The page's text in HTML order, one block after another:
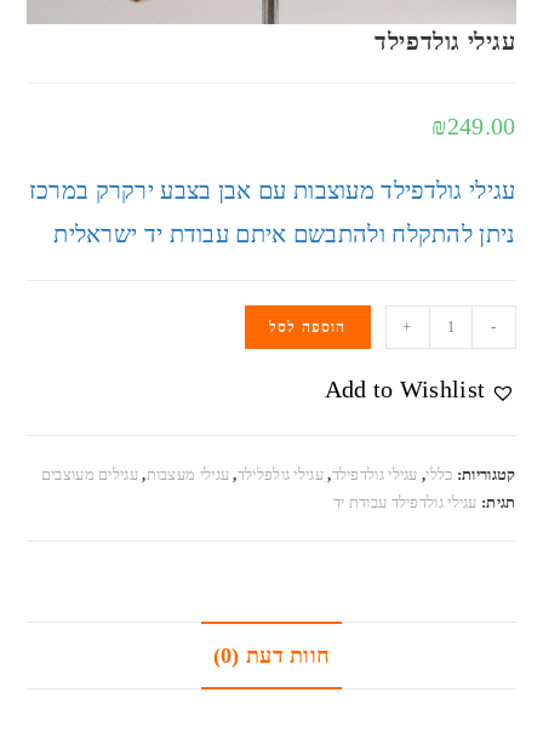
עגילי גולדפילד
₪249.00
עגילי גולדפילד מעוצבות עם אבן בצבע ירקרק במרכז
ניתן להתקלח ולהתבשם איתם עבודת יד ישראלית
-
+ הוספה לסל
Add to Wishlist
קטגוריות: כללי, עגילי גולדפילד,עגילי גולפלילד, עגילי מעצבות,עגילים מעוצבים
תגית: עגילי גולדפילד עבודת יד
חוות דעת (0)